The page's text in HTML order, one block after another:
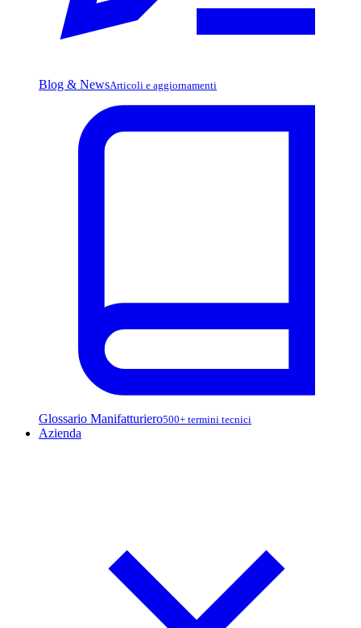
Blog & NewsArticoli e aggiornamenti
Glossario Manifatturiero500+ termini tecnici
Azienda